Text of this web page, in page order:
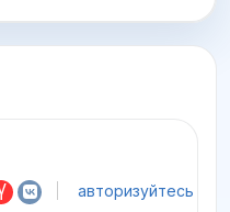
авторизуйтесь